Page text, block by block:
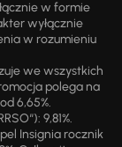
w formie
wyłącznie
w rozumieniu
we wszystkich
polega na
6,65%.
9,81%.
Insignia rocznik